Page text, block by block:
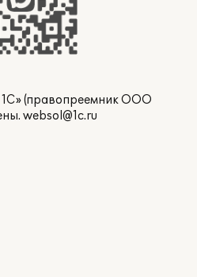
(правопреемник ООО
websol@1c.ru